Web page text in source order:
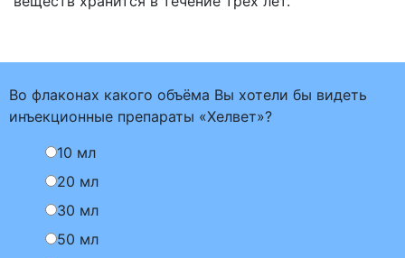
Во флаконах какого объёма Вы хотели бы видеть
инъекционные препараты «Хелвет»?
10 мл
20 мл
30 мл
50 мл